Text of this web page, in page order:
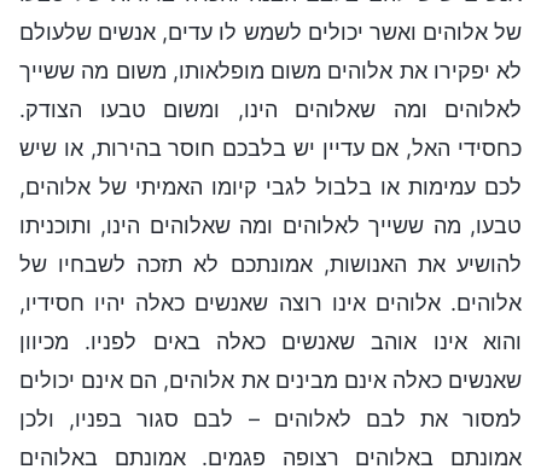
של אלוהים ואשר יכולים לשמש לו עדים, אנשים שלעולם
לא יפקירו את אלוהים משום מופלאותו, משום מה ששייך
לאלוהים ומה שאלוהים הינו, ומשום טבעו הצודק.
כחסידי האל, אם עדיין יש בלבכם חוסר בהירות, או שיש
לכם עמימות או בלבול לגבי קיומו האמיתי של אלוהים,
טבעו, מה ששייך לאלוהים ומה שאלוהים הינו, ותוכניתו
להושיע את האנושות, אמונתכם לא תזכה לשבחיו של
אלוהים. אלוהים אינו רוצה שאנשים כאלה יהיו חסידיו,
והוא אינו אוהב שאנשים כאלה באים לפניו. מכיוון
שאנשים כאלה אינם מבינים את אלוהים, הם אינם יכולים
למסור את לבם לאלוהים – לבם סגור בפניו, ולכן
אמונתם באלוהים רצופה פגמים. אמונתם באלוהים